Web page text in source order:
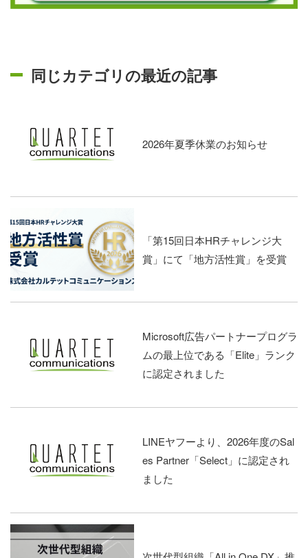
同じカテゴリの最近の記事
2026年夏季休業のお知らせ
「第15回日本HRチャレンジ大
賞」にて「地方活性賞」を受賞
Microsoft広告パートナープログラ
ムの最上位である「Elite」ランク
に認定されました
LINEヤフーより、2026年度のSal
es Partner「Select」に認定され
ました